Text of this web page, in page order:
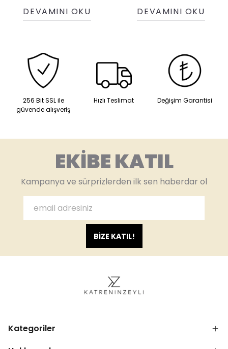
gereklidir. Türkiye’nin
iklimine göre doğru
karşı koruma
sağlayabilir ve
şıklığınızı
DEVAMINI OKU
özelliktir. Göz sağlığını
güvence altına alırken
DEVAMINI OKU
256 Bit SSL ile
güvende alışveriş
Hızlı Teslimat Değişim Garantisi
EKİBE KATIL
Kampanya ve sürprizlerden ilk sen haberdar ol
BİZE KATIL!
Kategoriler